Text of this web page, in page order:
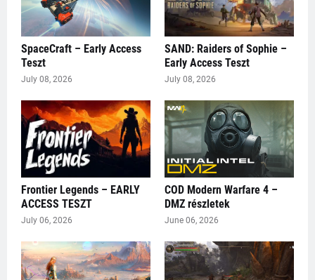
SpaceCraft – Early Access
Teszt
July 08, 2026
SAND: Raiders of Sophie –
Early Access Teszt
July 08, 2026
Frontier Legends – EARLY
ACCESS TESZT
July 06, 2026
COD Modern Warfare 4 –
DMZ részletek
June 06, 2026